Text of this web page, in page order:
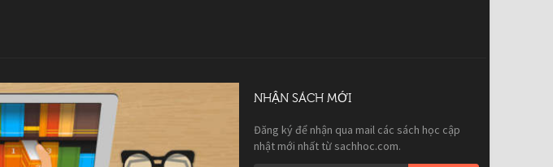
NHẬN SÁCH MỚI
Đăng ký để nhận qua mail các sách học cập
nhật mới nhất từ sachhoc.com.